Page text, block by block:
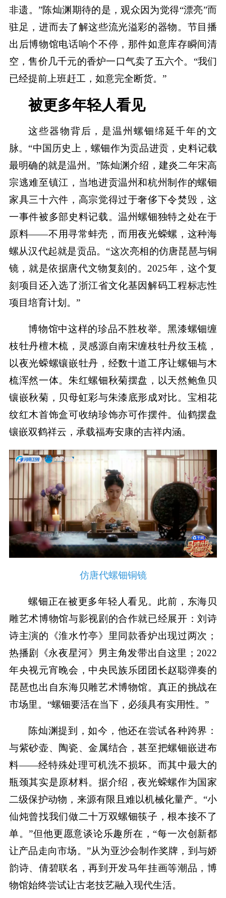
非遗。”陈灿渊期待的是，观众因为觉得“漂亮”而
驻足，进而去了解这些流光溢彩的器物。节目播
出后博物馆电话响个不停，那件如意库存瞬间清
空，售价几千元的香炉一口气卖了五六个。“我们
已经提前上班赶工，如意完全断货。”
被更多年轻人看见
这些器物背后，是温州螺钿绵延千年的文
脉。“中国历史上，螺钿作为贡品进贡，史料记载
最明确的就是温州。”陈灿渊介绍，建炎二年宋高
宗逃难至镇江，当地进贡温州和杭州制作的螺钿
家具三十六件，高宗觉得过于奢侈下令焚毁，这
一事件被多部史料记载。温州螺钿独特之处在于
原料——不用寻常蚌壳，而用夜光蝾螺，这种海
螺从汉代起就是贡品。“这次亮相的仿唐琵琶与铜
镜，就是依据唐代文物复刻的。2025年，这个复
刻项目还入选了浙江省文化基因解码工程标志性
项目培育计划。”
博物馆中这样的珍品不胜枚举。黑漆螺钿缠
枝牡丹檀木梳，灵感源自南宋缠枝牡丹纹玉梳，
以夜光蝾螺镶嵌牡丹，经数十道工序让螺钿与木
梳浑然一体。朱红螺钿秋菊摆盘，以天然鲍鱼贝
镶嵌秋菊，贝母虹彩与朱漆底形成对比。宝相花
纹红木首饰盒可收纳珍饰亦可作摆件。仙鹤摆盘
镶嵌双鹤祥云，承载福寿安康的吉祥内涵。
仿唐代螺钿铜镜
螺钿正在被更多年轻人看见。此前，东海贝
雕艺术博物馆与影视剧的合作就已经展开：刘诗
诗主演的《淮水竹亭》里同款香炉出现过两次；
热播剧《永夜星河》男主角发带出自这里；2022
年央视元宵晚会，中央民族乐团团长赵聪弹奏的
琵琶也出自东海贝雕艺术博物馆。真正的挑战在
市场里。“螺钿要活在当下，必须具有实用性。”
陈灿渊提到，如今，他还在尝试各种跨界：
与紫砂壶、陶瓷、金属结合，甚至把螺钿嵌进布
料——经特殊处理可机洗不损坏。而其中最大的
瓶颈其实是原材料。据介绍，夜光蝾螺作为国家
二级保护动物，来源有限且难以机械化量产。“小
仙炖曾找我们做二十万双螺钿筷子，根本接不了
单。”但他更愿意谈论乐趣所在，“每一次创新都
让产品走向市场。”从为亚沙会制作奖牌，到与娇
韵诗、倩碧联名，再到开发马年挂画等潮品，博
物馆始终尝试让古老技艺融入现代生活。